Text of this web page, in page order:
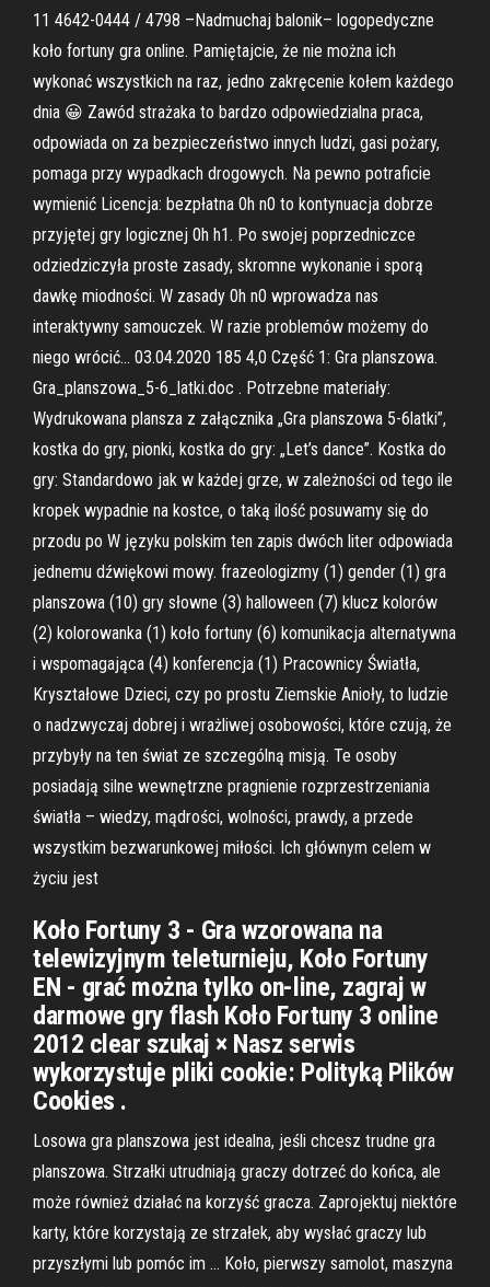
11 4642-0444 / 4798 –Nadmuchaj balonik– logopedyczne
koło fortuny gra online. Pamiętajcie, że nie można ich
wykonać wszystkich na raz, jedno zakręcenie kołem każdego
dnia 😀 Zawód strażaka to bardzo odpowiedzialna praca,
odpowiada on za bezpieczeństwo innych ludzi, gasi pożary,
pomaga przy wypadkach drogowych. Na pewno potraficie
wymienić Licencja: bezpłatna 0h n0 to kontynuacja dobrze
przyjętej gry logicznej 0h h1. Po swojej poprzedniczce
odziedziczyła proste zasady, skromne wykonanie i sporą
dawkę miodności. W zasady 0h n0 wprowadza nas
interaktywny samouczek. W razie problemów możemy do
niego wrócić… 03.04.2020 185 4,0 Część 1: Gra planszowa.
Gra_planszowa_5-6_latki.doc . Potrzebne materiały:
Wydrukowana plansza z załącznika „Gra planszowa 5-6latki”,
kostka do gry, pionki, kostka do gry: „Let’s dance”. Kostka do
gry: Standardowo jak w każdej grze, w zależności od tego ile
kropek wypadnie na kostce, o taką ilość posuwamy się do
przodu po W języku polskim ten zapis dwóch liter odpowiada
jednemu dźwiękowi mowy. frazeologizmy (1) gender (1) gra
planszowa (10) gry słowne (3) halloween (7) klucz kolorów
(2) kolorowanka (1) koło fortuny (6) komunikacja alternatywna
i wspomagająca (4) konferencja (1) Pracownicy Światła,
Kryształowe Dzieci, czy po prostu Ziemskie Anioły, to ludzie
o nadzwyczaj dobrej i wrażliwej osobowości, które czują, że
przybyły na ten świat ze szczególną misją. Te osoby
posiadają silne wewnętrzne pragnienie rozprzestrzeniania
światła – wiedzy, mądrości, wolności, prawdy, a przede
wszystkim bezwarunkowej miłości. Ich głównym celem w
życiu jest
Koło Fortuny 3 - Gra wzorowana na
telewizyjnym teleturnieju, Koło Fortuny
EN - grać można tylko on-line, zagraj w
darmowe gry flash Koło Fortuny 3 online
2012 clear szukaj × Nasz serwis
wykorzystuje pliki cookie: Polityką Plików
Cookies .
Losowa gra planszowa jest idealna, jeśli chcesz trudne gra
planszowa. Strzałki utrudniają graczy dotrzeć do końca, ale
może również działać na korzyść gracza. Zaprojektuj niektóre
karty, które korzystają ze strzałek, aby wysłać graczy lub
przyszłymi lub pomóc im … Koło, pierwszy samolot, maszyna